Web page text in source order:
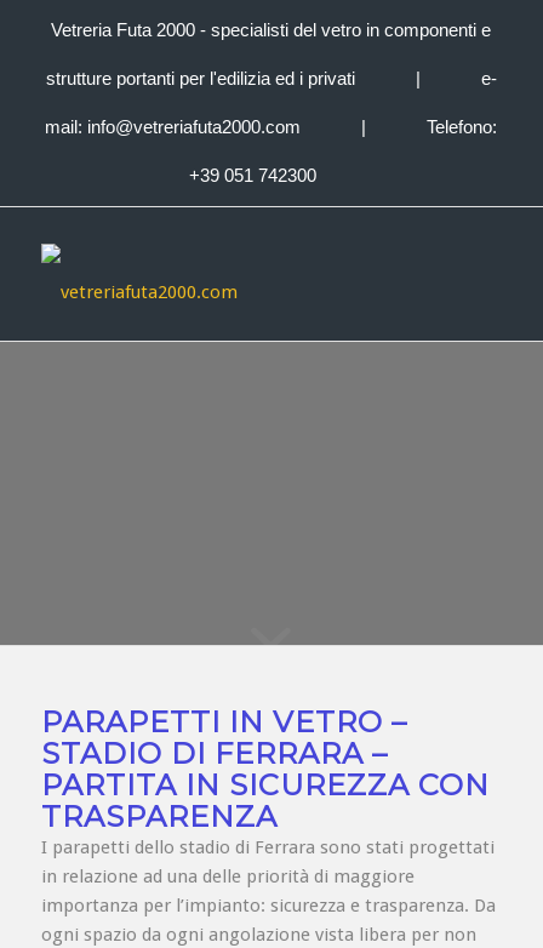
Vetreria Futa 2000 - specialisti del vetro in componenti e
strutture portanti per l'edilizia ed i privati | e-
mail: info@vetreriafuta2000.com | Telefono:
+39 051 742300
PARAPETTI IN VETRO –
STADIO DI FERRARA –
PARTITA IN SICUREZZA CON
TRASPARENZA
I parapetti dello stadio di Ferrara sono stati progettati
in relazione ad una delle priorità di maggiore
importanza per l’impianto: sicurezza e trasparenza. Da
ogni spazio da ogni angolazione vista libera per non